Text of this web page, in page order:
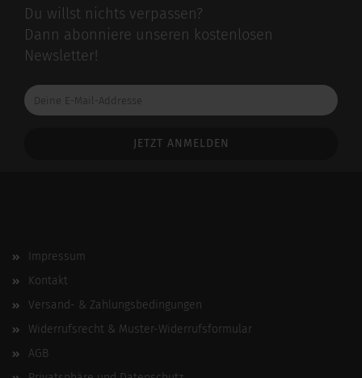
Du willst nichts verpassen?
Dann abonniere unseren kostenlosen
Newsletter!
Deine
E-
Impressum
Kontakt
Versand- & Zahlungsbedingungen
Widerrufsrecht & Muster-Widerrufsformular
AGB